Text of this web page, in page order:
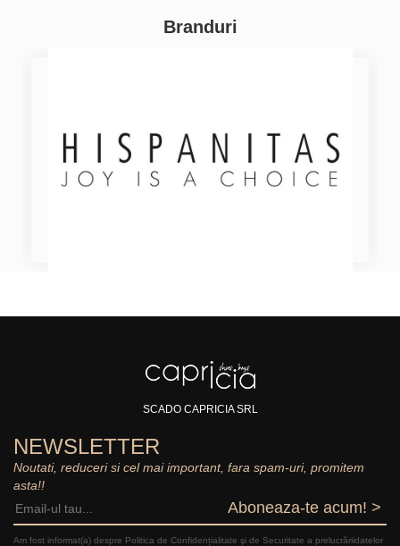
Branduri
SCADO CAPRICIA SRL
NEWSLETTER
Noutati, reduceri si cel mai important, fara spam-uri, promitem
asta!!
Aboneaza-te acum! >
Am fost informat(a) despre Politica de Confidențialitate şi de Securitate a prelucrăriidatelor